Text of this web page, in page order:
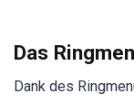
Das
Dank des